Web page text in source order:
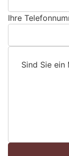
Ihre
Sind Sie ein